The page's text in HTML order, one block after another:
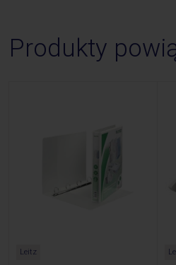
Produkty
Leitz